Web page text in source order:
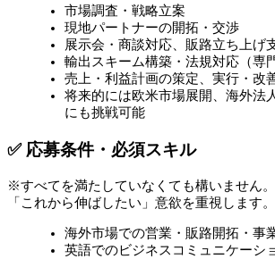
市場調査・戦略立案
現地パートナーの開拓・交渉
展示会・商談対応、販路立ち上げ
輸出スキーム構築・法規対応（専
売上・利益計画の策定、実行・改
将来的には欧米市場展開、海外法
にも挑戦可能
✅ 応募条件・必須スキル
※すべてを満たしていなくても構いません。
「これから伸ばしたい」意欲を重視します。
海外市場での営業・販路開拓・事
英語でのビジネスコミュニケーシ